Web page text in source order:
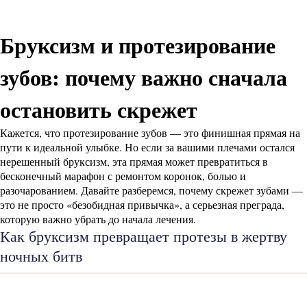
Бруксизм и протезирование
зубов: почему важно сначала
остановить скрежет
Кажется, что протезирование зубов — это финишная прямая на
пути к идеальной улыбке. Но если за вашими плечами остался
нерешенный бруксизм, эта прямая может превратиться в
бесконечный марафон с ремонтом коронок, болью и
разочарованием. Давайте разберемся, почему скрежет зубами —
это не просто «безобидная привычка», а серьезная преграда,
которую важно убрать до начала лечения.
Как бруксизм превращает протезы в жертву
ночных битв